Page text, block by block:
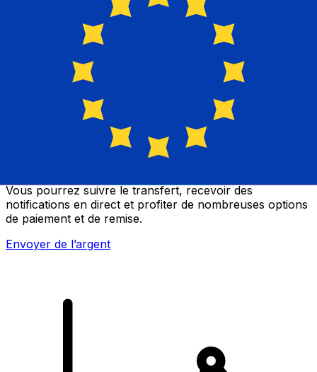
Transferts d'argent internationaux avec Xe
Vous pourrez suivre le transfert, recevoir des
notifications en direct et profiter de nombreuses options
de paiement et de remise.
Envoyer de l’argent